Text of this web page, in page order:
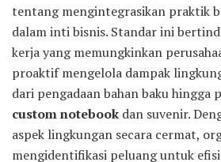
tentang mengintegrasikan praktik
dalam inti bisnis. Standar ini
kerja yang memungkinkan
proaktif mengelola dampak
dari pengadaan bahan baku hingga
custom notebook dan suvenir.
aspek lingkungan secara cermat,
mengidentifikasi peluang untuk